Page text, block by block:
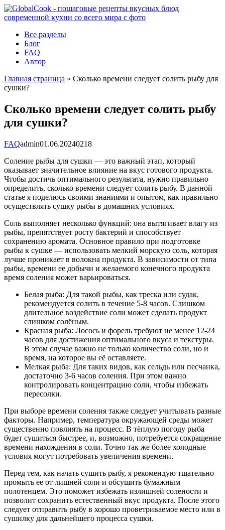
Перейти
к
Все разделы
Блог
FAQ
Автор
Главная страница » Сколько времени следует солить рыбу для
сушки?
Сколько времени следует солить рыбу
для сушки?
FAQadmin01.06.20240218
Соление рыбы для сушки — это важный этап, который
оказывает значительное влияние на вкус готового продукта.
Чтобы достичь оптимального результата, нужно правильно
определить, сколько времени следует солить рыбу. В данной
статье я поделюсь своими знаниями и опытом, как правильно
осуществлять сушку рыбы в домашних условиях.
Соль выполняет несколько функций: она вытягивает влагу из
рыбы, препятствует росту бактерий и способствует
сохранению аромата. Основное правило при подготовке
рыбы к сушке — использовать мелкий морскую соль, которая
лучше проникает в волокна продукта. В зависимости от типа
рыбы, времени ее добычи и желаемого конечного продукта
время соления может варьироваться.
Белая рыба: Для такой рыбы, как треска или судак,
рекомендуется солить в течение 5-8 часов. Слишком
длительное воздействие соли может сделать продукт
слишком солёным.
Красная рыба: Лосось и форель требуют не менее 12-24
часов для достижения оптимального вкуса и текстуры.
В этом случае важно не только количество соли, но и
время, на которое вы её оставляете.
Мелкая рыба: Для таких видов, как сельдь или песчанка,
достаточно 3-6 часов соления. При этом важно
контролировать концентрацию соли, чтобы избежать
пересолки.
При выборе времени соления также следует учитывать разные
факторы. Например, температура окружающей среды может
существенно повлиять на процесс. В тёплую погоду рыба
будет сушиться быстрее, и, возможно, потребуется сокращение
времени нахождения в соли. Точно так же более холодные
условия могут потребовать увеличения времени.
Перед тем, как начать сушить рыбу, я рекомендую тщательно
промыть ее от лишней соли и обсушить бумажным
полотенцем. Это поможет избежать излишней солености и
позволит сохранить естественный вкус продукта. После этого
следует отправить рыбу в хорошо проветриваемое место или в
сушилку для дальнейшего процесса сушки.